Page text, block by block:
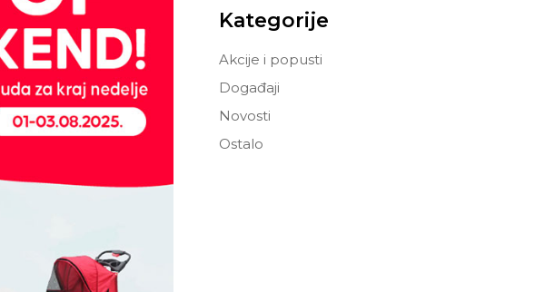
Kategorije
Akcije i popusti
Događaji
Novosti
Ostalo